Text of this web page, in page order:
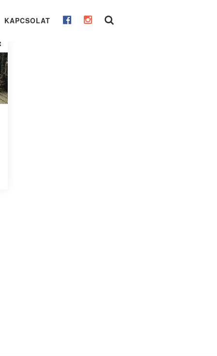
KAPCSOLAT